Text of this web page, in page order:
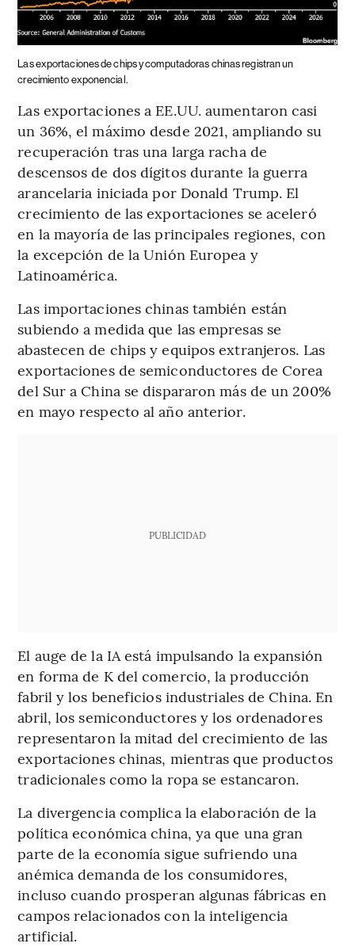
Las exportaciones de chips y computadoras chinas registran un
crecimiento exponencial.
Las exportaciones a EE.UU. aumentaron casi
un 36%, el máximo desde 2021, ampliando su
recuperación tras una larga racha de
descensos de dos dígitos durante la guerra
arancelaria iniciada por Donald Trump. El
crecimiento de las exportaciones se aceleró
en la mayoría de las principales regiones, con
la excepción de la Unión Europea y
Latinoamérica.
Las importaciones chinas también están
subiendo a medida que las empresas se
abastecen de chips y equipos extranjeros. Las
exportaciones de semiconductores de Corea
del Sur a China se dispararon más de un 200%
en mayo respecto al año anterior.
PUBLICIDAD
El auge de la IA está impulsando la expansión
en forma de K del comercio, la producción
fabril y los beneficios industriales de China. En
abril, los semiconductores y los ordenadores
representaron la mitad del crecimiento de las
exportaciones chinas, mientras que productos
tradicionales como la ropa se estancaron.
La divergencia complica la elaboración de la
política económica china, ya que una gran
parte de la economía sigue sufriendo una
anémica demanda de los consumidores,
incluso cuando prosperan algunas fábricas en
campos relacionados con la inteligencia
artificial.